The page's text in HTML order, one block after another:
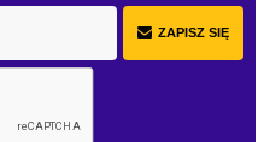
ZAPISZ SIĘ